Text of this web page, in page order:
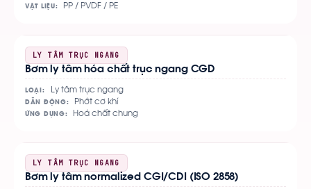
VẬT LIỆU: PP / PVDF / PE
LY TÂM TRỤC NGANG
Bơm ly tâm hóa chất trục ngang CGD
LOẠI: Ly tâm trục ngang
DẪN ĐỘNG: Phớt cơ khí
ỨNG DỤNG: Hoá chất chung
Xem
chi
tiết
LY TÂM TRỤC NGANG
Bơm ly tâm normalized CGI/CDI (ISO 2858)
Xem
chi